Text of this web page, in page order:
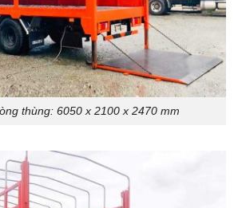
thùng: 6050 x 2100 x 2470 mm